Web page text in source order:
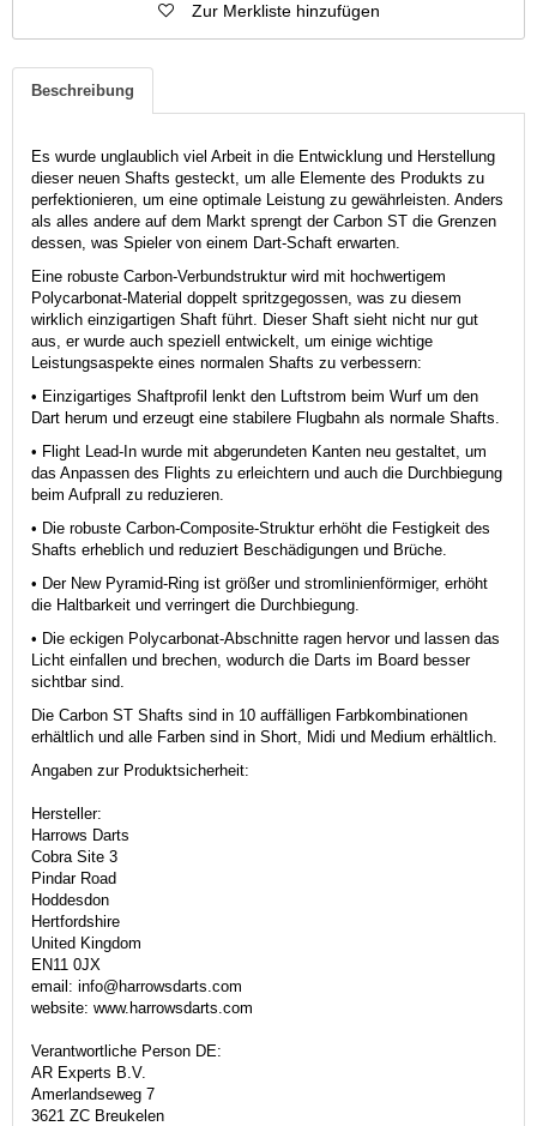
Zur Merkliste hinzufügen
Beschreibung
Es wurde unglaublich viel Arbeit in die Entwicklung und Herstellung
dieser neuen Shafts gesteckt, um alle Elemente des Produkts zu
perfektionieren, um eine optimale Leistung zu gewährleisten. Anders
als alles andere auf dem Markt sprengt der Carbon ST die Grenzen
dessen, was Spieler von einem Dart-Schaft erwarten.
Eine robuste Carbon-Verbundstruktur wird mit hochwertigem
Polycarbonat-Material doppelt spritzgegossen, was zu diesem
wirklich einzigartigen Shaft führt. Dieser Shaft sieht nicht nur gut
aus, er wurde auch speziell entwickelt, um einige wichtige
Leistungsaspekte eines normalen Shafts zu verbessern:
• Einzigartiges Shaftprofil lenkt den Luftstrom beim Wurf um den
Dart herum und erzeugt eine stabilere Flugbahn als normale Shafts.
• Flight Lead-In wurde mit abgerundeten Kanten neu gestaltet, um
das Anpassen des Flights zu erleichtern und auch die Durchbiegung
beim Aufprall zu reduzieren.
• Die robuste Carbon-Composite-Struktur erhöht die Festigkeit des
Shafts erheblich und reduziert Beschädigungen und Brüche.
• Der New Pyramid-Ring ist größer und stromlinienförmiger, erhöht
die Haltbarkeit und verringert die Durchbiegung.
• Die eckigen Polycarbonat-Abschnitte ragen hervor und lassen das
Licht einfallen und brechen, wodurch die Darts im Board besser
sichtbar sind.
Die Carbon ST Shafts sind in 10 auffälligen Farbkombinationen
erhältlich und alle Farben sind in Short, Midi und Medium erhältlich.
Angaben zur Produktsicherheit:
Hersteller:
Harrows Darts
Cobra Site 3
Pindar Road
Hoddesdon
Hertfordshire
United Kingdom
EN11 0JX
email: info@harrowsdarts.com
website: www.harrowsdarts.com
Verantwortliche Person DE:
AR Experts B.V.
Amerlandseweg 7
3621 ZC Breukelen